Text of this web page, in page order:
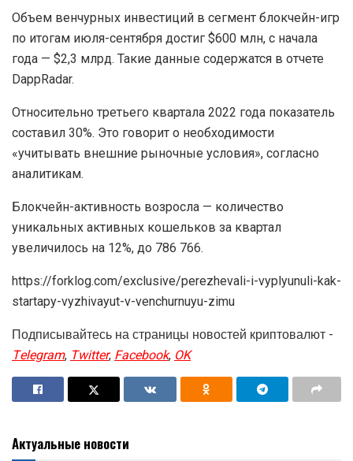
Объем венчурных инвестиций в сегмент блокчейн-игр
по итогам июля-сентября достиг $600 млн, с начала
года — $2,3 млрд. Такие данные содержатся в отчете
DappRadar.
Относительно третьего квартала 2022 года показатель
составил 30%. Это говорит о необходимости
«учитывать внешние рыночные условия», согласно
аналитикам.
Блокчейн-активность возросла — количество
уникальных активных кошельков за квартал
увеличилось на 12%, до 786 766.
https://forklog.com/exclusive/perezhevali-i-vyplyunuli-kak-
startapy-vyzhivayut-v-venchurnuyu-zimu
Подписывайтесь на страницы новостей криптовалют -
Telegram,Twitter,Facebook,OK
Актуальные новости